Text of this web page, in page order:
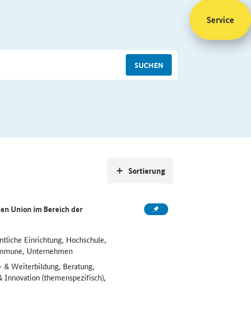
SUCHEN
Union im Bereich der
Einrichtung, Hochschule,
Unternehmen
& Weiterbildung, Beratung,
Innovation (themenspezifisch),
Sortierung
Service